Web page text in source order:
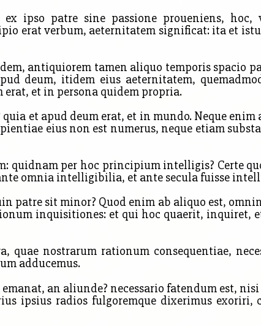
ipso patre sine passione proueniens,
erat verbum, aeternitatem significat: ita et
antiquiorem tamen aliquo temporis spacio
deum, itidem eius aeternitatem,
erat, et in persona quidem propria.
et apud deum erat, et in mundo. Neque
eius non est numerus, neque etiam
quidnam per hoc principium intelligis? Certe
omnia intelligibilia, et ante secula fuisse
patre sit minor? Quod enim ab aliquo est,
inquisitiones: et qui hoc quaerit, inquiret,
nostrarum rationum consequentiae,
adducemus.
an aliunde? necessario fatendum est,
ipsius radios fulgoremque dixerimus exoriri,